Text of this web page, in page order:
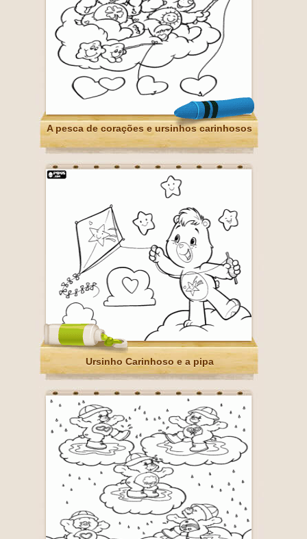
A pesca de corações e ursinhos carinhosos
Ursinho Carinhoso e a pipa